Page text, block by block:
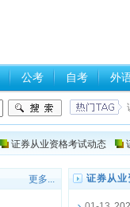
公考 自考 外
证券从业资格考试动态
更多... 证券从